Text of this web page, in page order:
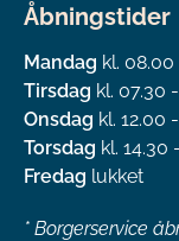
Åbningstider
Mandag kl. 08.00
Tirsdag kl. 07.30
Onsdag kl. 12.00
Torsdag kl. 14.30
Fredag lukket
* Borgerservice